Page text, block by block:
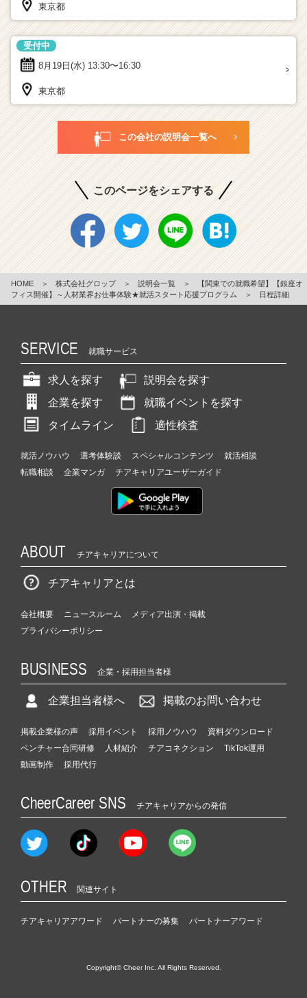
東京都
8月19日(水) 13:30〜16:30
受付中
東京都
この会社の説明会一覧へ
このページをシェアする
HOME ＞ 株式会社グロップ ＞ 説明会一覧 ＞
【関東での就職希望】【銀座オ
フィス開催】～人材業界お仕事体験★就活スタート応援プログラム
＞ 日程詳細
SERVICE 就職サービス
求人を探す
説明会を探す
企業を探す
就職イベントを探す
タイムライン
適性検査
就活ノウハウ 選考体験談 スペシャルコンテンツ
就活相談
転職相談
企業マンガ チアキャリアユーザーガイド
ABOUT チアキャリアについて
チアキャリアとは
会社概要 ニュースルーム
メディア出演・掲載
プライバシーポリシー
BUSINESS 企業・採用担当者様
企業担当者様へ 掲載のお問い合わせ
掲載企業様の声 採用イベント 採用ノウハウ
資料ダウンロード
ベンチャー合同研修
人材紹介 チアコネクション
TikTok運用
動画制作
採用代行
CheerCareer SNS チアキャリアからの発信
OTHER 関連サイト
チアキャリアアワード パートナーの募集 パートナーアワード
Copyright© Cheer Inc. All Rights Reserved.